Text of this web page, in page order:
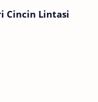
Cincin Lintasi